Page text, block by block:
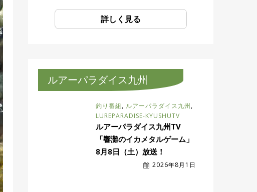
詳しく見る
ルアーパラダイス九州
釣り番組, ルアーパラダイス九州,
LUREPARADISE-KYUSHUTV
ルアーパラダイス九州TV
「響灘のイカメタルゲーム」
8月8日（土）放送！
2026年8月1日